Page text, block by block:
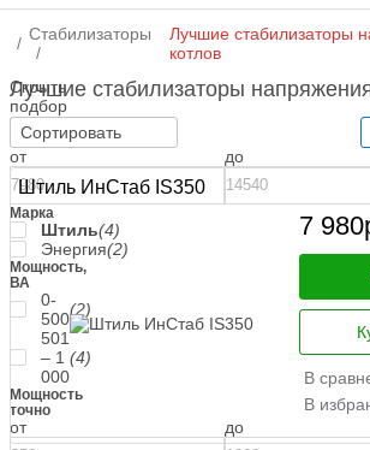
Стабилизаторы
Лучшие стабилизаторы
котлов
Скрыть
подбор
Цена,
р.
от до
Марка
Штиль(4)
Энергия(2)
Мощность,
ВА
0-
500(2)
501
– 1
000
(4)
Мощность
точно
от до
Лучшие стабилизаторы
Сортировать
Штиль ИнСтаб IS350
7 980
В
В